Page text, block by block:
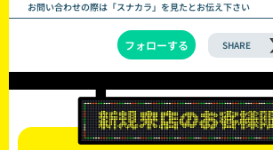
お問い合わせの際は「スナカラ」を見たとお伝え下さい
フォローする SHARE